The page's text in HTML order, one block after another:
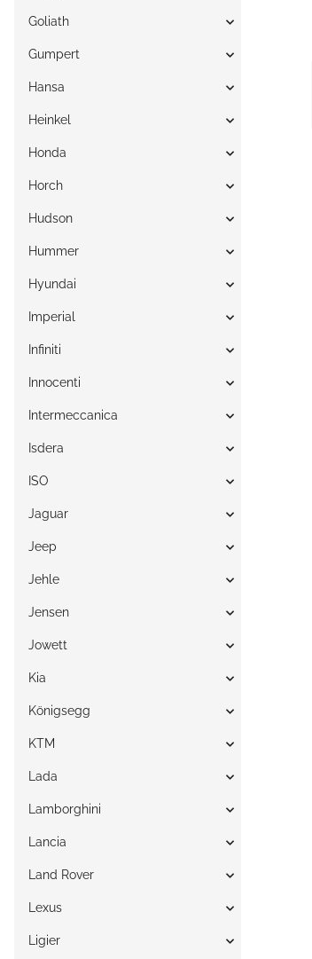
Goliath
Gumpert
Hansa
Heinkel
Honda
Horch
Hudson
Hummer
Hyundai
Imperial
Infiniti
Innocenti
Intermeccanica
Isdera
ISO
Jaguar
Jeep
Jehle
Jensen
Jowett
Kia
Königsegg
KTM
Lada
Lamborghini
Lancia
Land Rover
Lexus
Ligier